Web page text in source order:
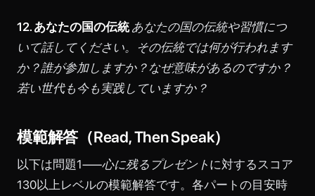
12. あなたの国の伝統 あなたの国の伝統や習慣につ
いて話してください。その伝統では何が行われます
か？誰が参加しますか？なぜ意味があるのですか？
若い世代も今も実践していますか？
模範解答（Read, Then Speak）
以下は問題1——心に残るプレゼント に対するスコア
130以上レベルの模範解答です。各パートの目安時